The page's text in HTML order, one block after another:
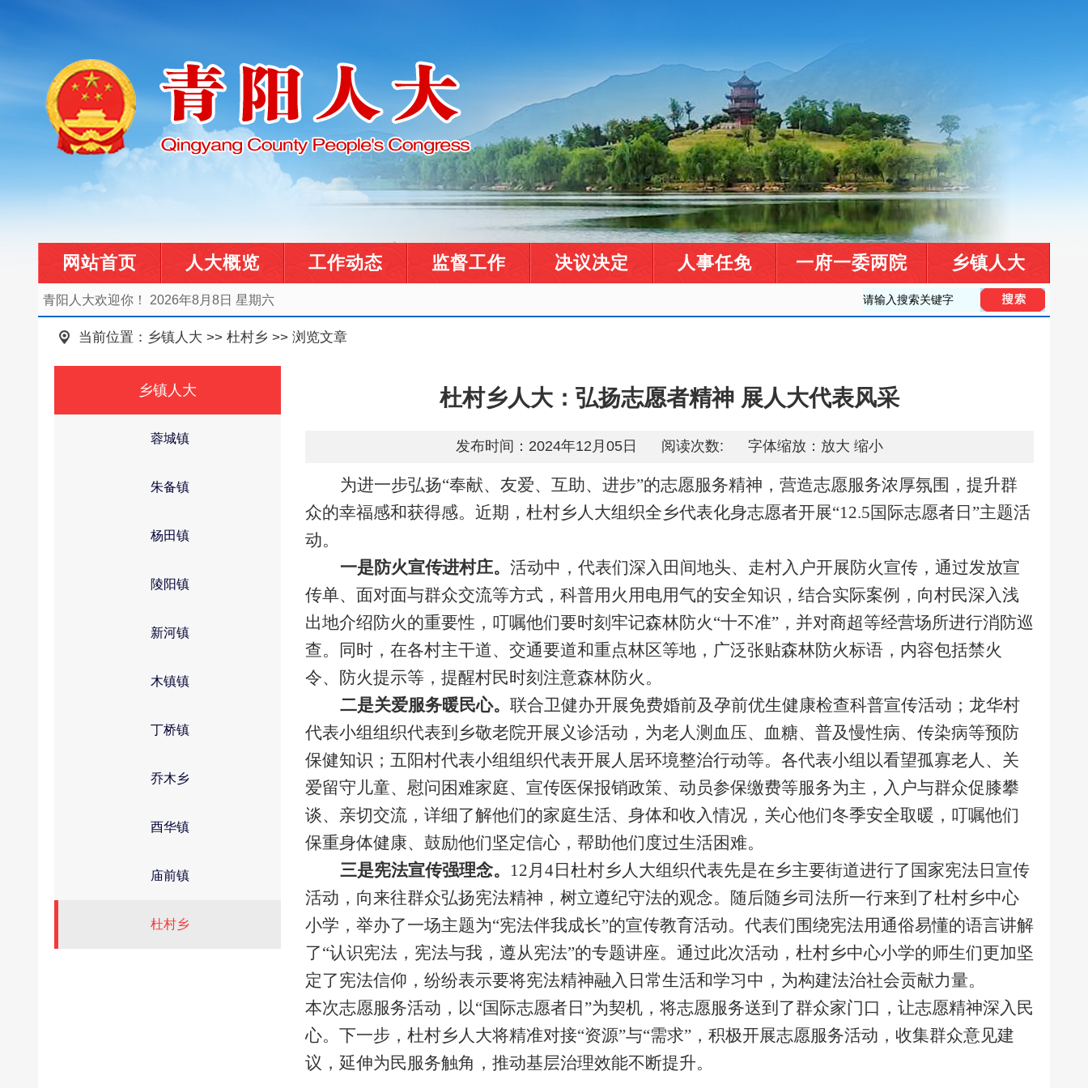
网站首页 人大概览 工作动态 监督工作 决议决定 人事任免 一府一委两院 乡镇人大
青阳人大欢迎你！ 2026年8月8日 星期六
当前位置： 乡镇人大 >> 杜村乡 >> 浏览文章
乡镇人大
蓉城镇
朱备镇
杨田镇
陵阳镇
新河镇
木镇镇
丁桥镇
乔木乡
酉华镇
庙前镇
杜村乡
杜村乡人大：弘扬志愿者精神 展人大代表风采
发布时间：2024年12月05日 阅读次数: 字体缩放： 放大 缩小
为进一步弘扬“奉献、友爱、互助、进步”的志愿服务精神，营造志愿服务浓厚氛围，提升群
众的幸福感和获得感。近期，杜村乡人大组织全乡代表化身志愿者开展“12.5国际志愿者日”主题活
动。
一是防火宣传进村庄。 活动中，代表们深入田间地头、走村入户开展防火宣传，通过发放宣
传单、面对面与群众交流等方式，科普用火用电用气的安全知识，结合实际案例，向村民深入浅
出地介绍防火的重要性，叮嘱他们要时刻牢记森林防火“十不准”，并对商超等经营场所进行消防巡
查。同时，在各村主干道、交通要道和重点林区等地，广泛张贴森林防火标语，内容包括禁火
令、防火提示等，提醒村民时刻注意森林防火。
二是关爱服务暖民心。 联合卫健办开展免费婚前及孕前优生健康检查科普宣传活动；龙华村
代表小组组织代表到乡敬老院开展义诊活动，为老人测血压、血糖、普及慢性病、传染病等预防
保健知识；五阳村代表小组组织代表开展人居环境整治行动等。各代表小组以看望孤寡老人、关
爱留守儿童、慰问困难家庭、宣传医保报销政策、动员参保缴费等服务为主，入户与群众促膝攀
谈、亲切交流，详细了解他们的家庭生活、身体和收入情况，关心他们冬季安全取暖，叮嘱他们
保重身体健康、鼓励他们坚定信心，帮助他们度过生活困难。
三是宪法宣传强理念。 12月4日杜村乡人大组织代表先是在乡主要街道进行了国家宪法日宣传
活动，向来往群众弘扬宪法精神，树立遵纪守法的观念。随后随乡司法所一行来到了杜村乡中心
小学，举办了一场主题为“宪法伴我成长”的宣传教育活动。代表们围绕宪法用通俗易懂的语言讲解
了“认识宪法，宪法与我，遵从宪法”的专题讲座。通过此次活动，杜村乡中心小学的师生们更加坚
定了宪法信仰，纷纷表示要将宪法精神融入日常生活和学习中，为构建法治社会贡献力量。
本次志愿服务活动，以“国际志愿者日”为契机，将志愿服务送到了群众家门口，让志愿精神深入民
心。下一步，杜村乡人大将精准对接“资源”与“需求”，积极开展志愿服务活动，收集群众意见建
议，延伸为民服务触角，推动基层治理效能不断提升。